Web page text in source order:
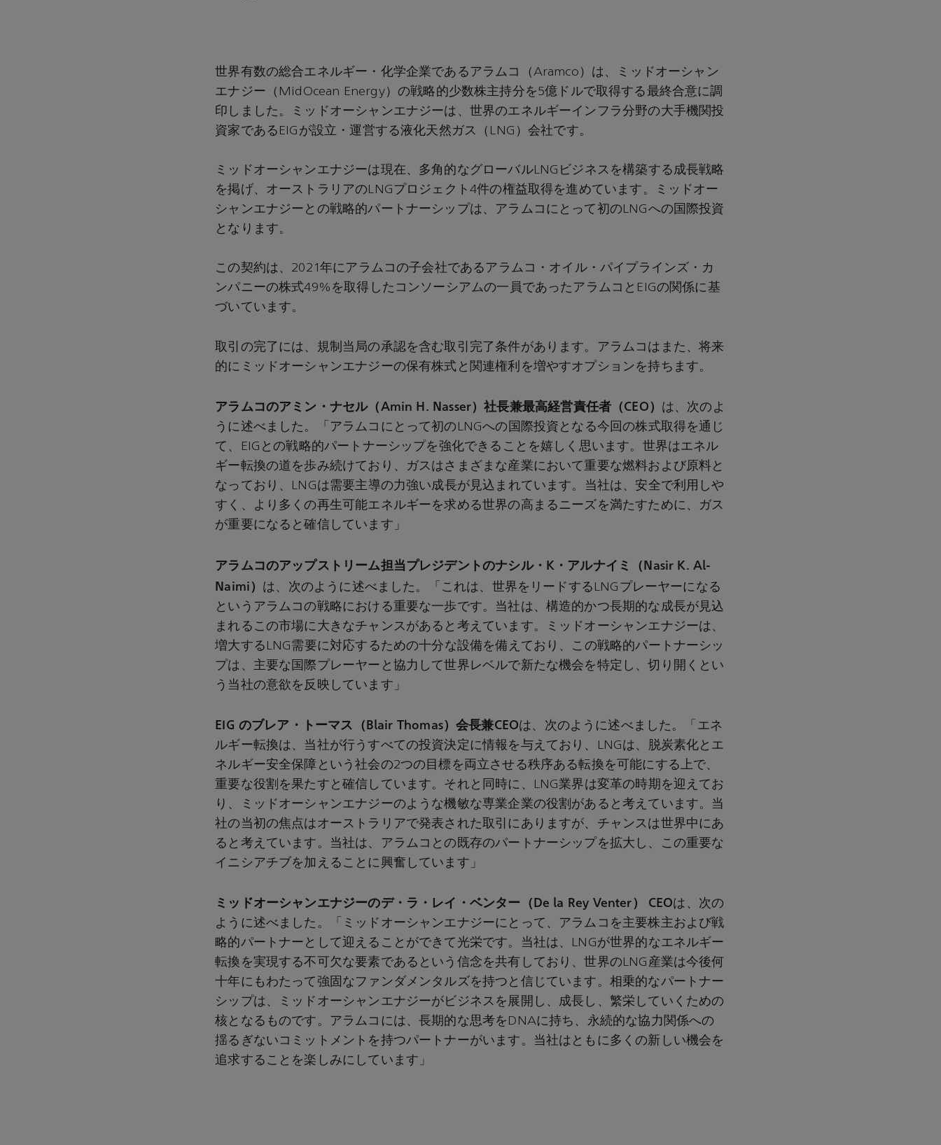
世界有数の総合エネルギー・化学企業であるアラムコ（Aramco）は、ミッドオーシャン
エナジー（MidOcean Energy）の戦略的少数株主持分を5億ドルで取得する最終合意に調
印しました。ミッドオーシャンエナジーは、世界のエネルギーインフラ分野の大手機関投
資家であるEIGが設立・運営する液化天然ガス（LNG）会社です。
ミッドオーシャンエナジーは現在、多角的なグローバルLNGビジネスを構築する成長戦略
を掲げ、オーストラリアのLNGプロジェクト4件の権益取得を進めています。ミッドオー
シャンエナジーとの戦略的パートナーシップは、アラムコにとって初のLNGへの国際投資
となります。
この契約は、2021年にアラムコの子会社であるアラムコ・オイル・パイプラインズ・カ
ンパニーの株式49%を取得したコンソーシアムの一員であったアラムコとEIGの関係に基
づいています。
取引の完了には、規制当局の承認を含む取引完了条件があります。アラムコはまた、将来
的にミッドオーシャンエナジーの保有株式と関連権利を増やすオプションを持ちます。
アラムコのアミン・ナセル（Amin H. Nasser）社長兼最高経営責任者（CEO）
は、次のよ
うに述べました。「アラムコにとって初のLNGへの国際投資となる今回の株式取得を通じ
て、EIGとの戦略的パートナーシップを強化できることを嬉しく思います。世界はエネル
ギー転換の道を歩み続けており、ガスはさまざまな産業において重要な燃料および原料と
なっており、LNGは需要主導の力強い成長が見込まれています。当社は、安全で利用しや
すく、より多くの再生可能エネルギーを求める世界の高まるニーズを満たすために、ガス
が重要になると確信しています」
アラムコのアップストリーム担当プレジデントのナシル・ K・アルナイミ（Nasir K. Al-
Naimi）
は、次のように述べました。「これは、世界をリードするLNGプレーヤーになる
というアラムコの戦略における重要な一歩です。当社は、構造的かつ長期的な成長が見込
まれるこの市場に大きなチャンスがあると考えています。ミッドオーシャンエナジーは、
増大するLNG需要に対応するための十分な設備を備えており、この戦略的パートナーシッ
プは、主要な国際プレーヤーと協力して世界レベルで新たな機会を特定し、切り開くとい
う当社の意欲を反映しています」
EIG のブレア・トーマス（Blair Thomas）会長兼CEOは、次のように述べました。「エネ
ルギー転換は、当社が行うすべての投資決定に情報を与えており、LNGは、脱炭素化とエ
ネルギー安全保障という社会の2つの目標を両立させる秩序ある転換を可能にする上で、
重要な役割を果たすと確信しています。それと同時に、LNG業界は変革の時期を迎えてお
り、ミッドオーシャンエナジーのような機敏な専業企業の役割があると考えています。当
社の当初の焦点はオーストラリアで発表された取引にありますが、チャンスは世界中にあ
ると考えています。当社は、アラムコとの既存のパートナーシップを拡大し、この重要な
イニシアチブを加えることに興奮しています」
ミッドオーシャンエナジーのデ・ラ・レイ・ベンター（De la Rey Venter） CEOは、次の
ように述べました。「ミッドオーシャンエナジーにとって、アラムコを主要株主および戦
略的パートナーとして迎えることができて光栄です。当社は、LNGが世界的なエネルギー
転換を実現する不可欠な要素であるという信念を共有しており、世界のLNG産業は今後何
十年にもわたって強固なファンダメンタルズを持つと信じています。相乗的なパートナー
シップは、ミッドオーシャンエナジーがビジネスを展開し、成長し、繁栄していくための
核となるものです。アラムコには、長期的な思考をDNAに持ち、永続的な協力関係への
揺るぎないコミットメントを持つパートナーがいます。当社はともに多くの新しい機会を
追求することを楽しみにしています」